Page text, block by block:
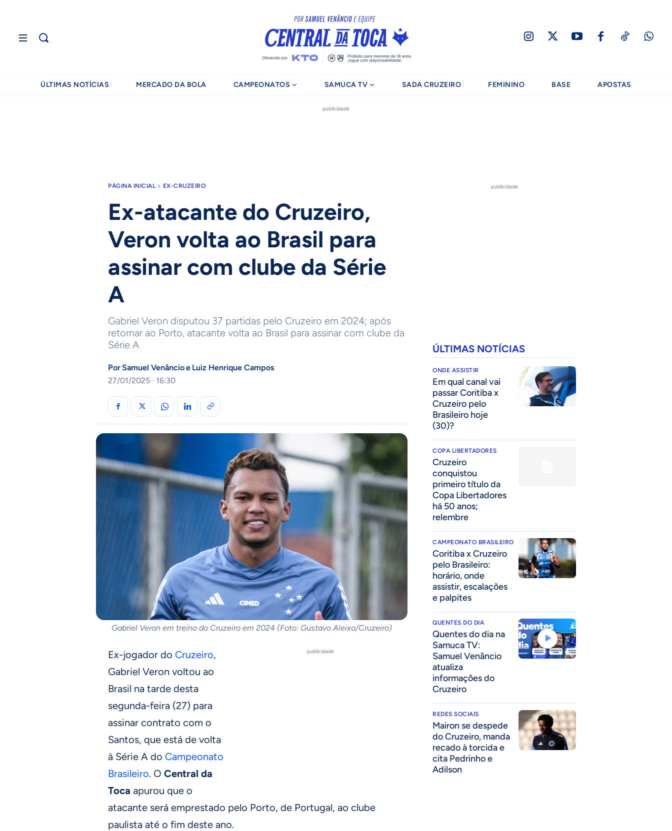
ÚLTIMAS NOTÍCIAS MERCADO DA BOLA CAMPEONATOS SAMUCA TV SADA CRUZEIRO FEMININO BASE APOSTAS
publicidade
PÁGINA INICIAL EX-CRUZEIRO
Ex-atacante do Cruzeiro,
Veron volta ao Brasil para
assinar com clube da Série
A
Gabriel Veron disputou 37 partidas pelo Cruzeiro em 2024; após
retornar ao Porto, atacante volta ao Brasil para assinar com clube da
Série A
Por Samuel Venâncioe Luiz Henrique Campos
27/01/2025 · 16:30
Gabriel Veron em treino do Cruzeiro em 2024 (Foto: Gustavo Aleixo/Cruzeiro)
publicidade
Ex-jogador do Cruzeiro,
Gabriel Veron voltou ao
Brasil na tarde desta
segunda-feira (27) para
assinar contrato com o
Santos, que está de volta
à Série A do Campeonato
Brasileiro. O Central da
Toca apurou que o
atacante será emprestado pelo Porto, de Portugal, ao clube
paulista até o fim deste ano.
publicidade
ÚLTIMAS NOTÍCIAS
ONDE ASSISTIR
Em qual canal vai
passar Coritiba x
Cruzeiro pelo
Brasileiro hoje
(30)?
COPA LIBERTADORES
Cruzeiro
conquistou
primeiro título da
Copa Libertadores
há 50 anos;
relembre
CAMPEONATO BRASILEIRO
Coritiba x Cruzeiro
pelo Brasileiro:
horário, onde
assistir, escalações
e palpites
QUENTES DO DIA
Quentes do dia na
Samuca TV:
Samuel Venâncio
atualiza
informações do
Cruzeiro
REDES SOCIAIS
Mairon se despede
do Cruzeiro, manda
recado à torcida e
cita Pedrinho e
Adilson